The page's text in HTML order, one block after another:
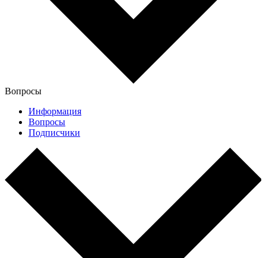
Вопросы
Информация
Вопросы
Подписчики